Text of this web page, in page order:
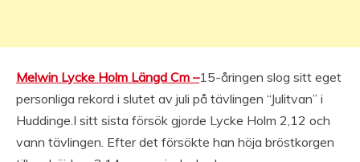
Melwin Lycke Holm Längd Cm –15-åringen slog sitt eget
personliga rekord i slutet av juli på tävlingen “Julitvan” i
Huddinge.I sitt sista försök gjorde Lycke Holm 2,12 och
vann tävlingen. Efter det försökte han höja bröstkorgen